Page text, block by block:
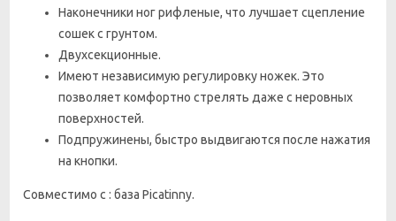
Наконечники ног рифленые, что лучшает сцепление
сошек с грунтом.
Двухсекционные.
Имеют независимую регулировку ножек. Это
позволяет комфортно стрелять даже с неровных
поверхностей.
Подпружинены, быстро выдвигаются после нажатия
на кнопки.
Совместимо с : база Picatinny.